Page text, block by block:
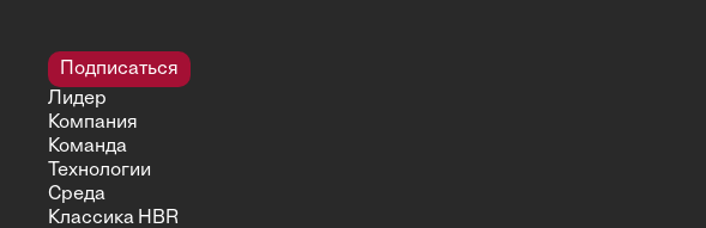
Подписаться
Лидер
Компания
Команда
Технологии
Среда
Классика HBR